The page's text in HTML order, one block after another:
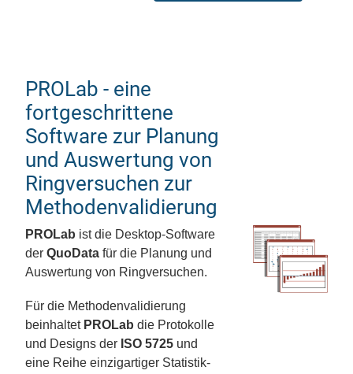
PROLab - eine
fortgeschrittene
Software zur Planung
und Auswertung von
Ringversuchen zur
Methodenvalidierung
PROLab ist die Desktop-Software
der QuoData für die Planung und
Auswertung von Ringversuchen.
Für die Methodenvalidierung
beinhaltet PROLab die Protokolle
und Designs der ISO 5725 und
eine Reihe einzigartiger Statistik-